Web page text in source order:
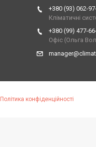
+380 (93) 062-
Кліматичні
+380 (99) 477-
Офіс (Ольга
Політика конфіденційності